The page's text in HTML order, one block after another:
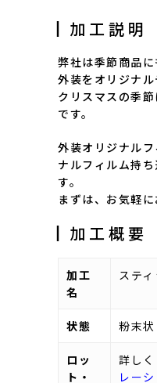
┃加工説明
弊社は季節商品に
外装をオリジナ
クリスマスの季
です。
外装オリジナル
ナルフィルム持
す。
まずは、お気軽に
┃加工概要
加工
名
ステ
状態 粉末
ロッ
ト・
詳しく
レー